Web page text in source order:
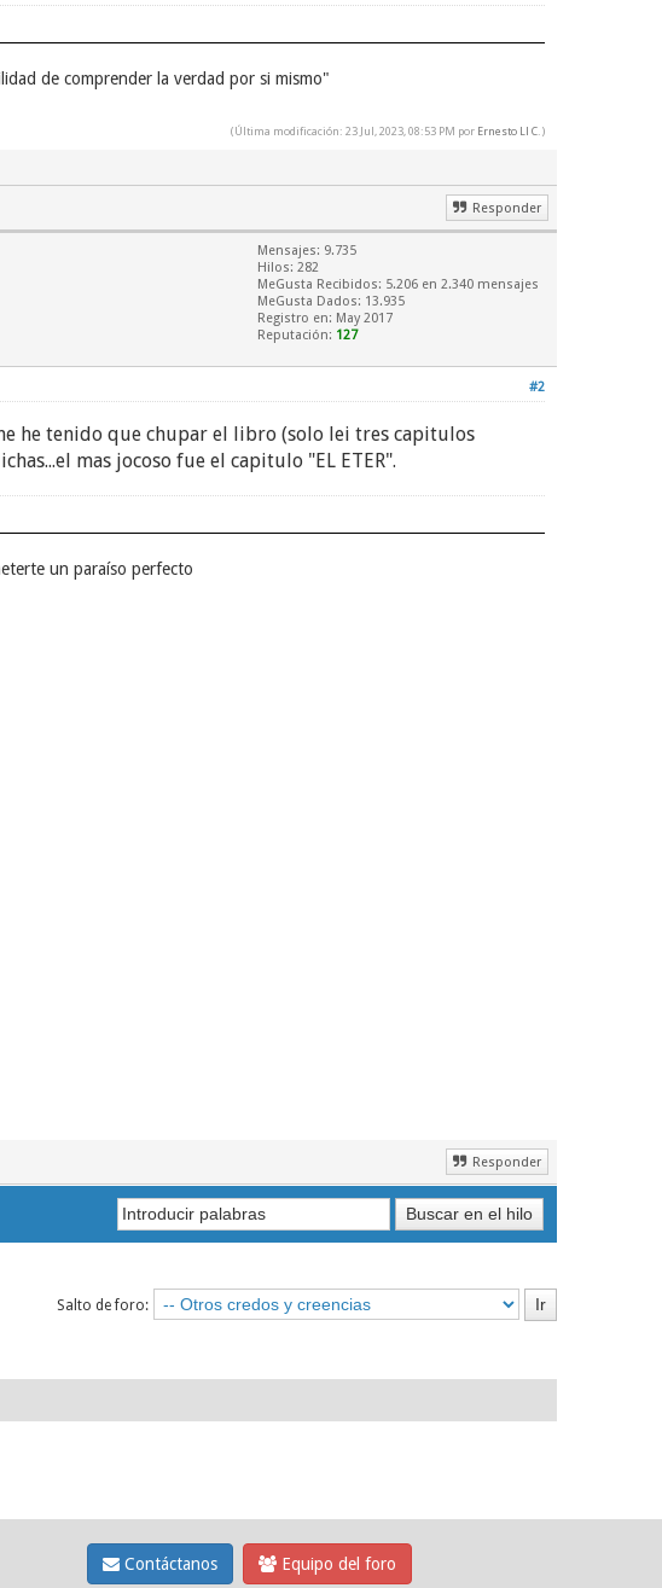
de comprender la verdad por si mismo"
(Última modificación: 23 Jul, 2023, 08:53 PM por Ernesto Ll C.)
Responder
Mensajes: 9.735
Hilos: 282
MeGusta Recibidos: 5.206 en 2.340 mensajes
MeGusta Dados: 13.935
Registro en: May 2017
Reputación: 127
#2
he tenido que chupar el libro (solo lei tres capitulos
mas jocoso fue el capitulo "EL ETER".
un paraíso perfecto
Responder
Salto de foro:
Contáctanos Equipo del foro